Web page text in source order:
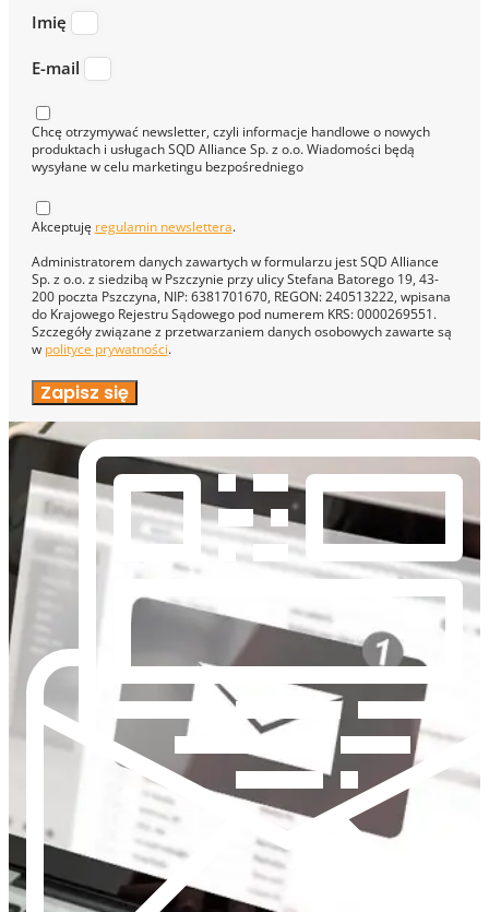
Imię
E-mail
Chcę otrzymywać newsletter, czyli informacje handlowe o nowych
produktach i usługach SQD Alliance Sp. z o.o. Wiadomości będą
wysyłane w celu marketingu bezpośredniego
Akceptuję regulamin newslettera.
Administratorem danych zawartych w formularzu jest SQD Alliance
Sp. z o.o. z siedzibą w Pszczynie przy ulicy Stefana Batorego 19, 43-
200 poczta Pszczyna, NIP: 6381701670, REGON: 240513222, wpisana
do Krajowego Rejestru Sądowego pod numerem KRS: 0000269551.
Szczegóły związane z przetwarzaniem danych osobowych zawarte są
w polityce prywatności.
Zapisz się